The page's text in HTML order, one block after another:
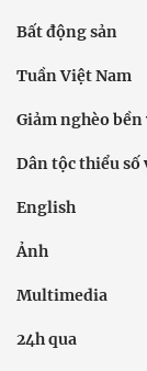
Bất động sản
Tuần Việt Nam
Giảm nghèo
Dân tộc thiểu số
English
Ảnh
Multimedia
24h qua